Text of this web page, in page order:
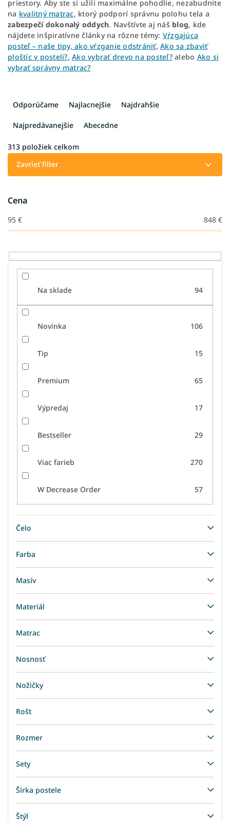
priestory. Aby ste si užili maximálne pohodlie, nezabudnite
na kvalitný matrac, ktorý podporí správnu polohu tela a
zabezpečí dokonalý oddych. Navštívte aj náš blog, kde
nájdete inšpiratívne články na rôzne témy: Vŕzgajúca
posteľ – naše tipy, ako vŕzganie odstrániť, Ako sa zbaviť
ploštíc v posteli?, Ako vybrať drevo na posteľ?alebo Ako si
vybrať správny matrac?
a
i
e
d
u
k
o
v
Odporúčame Najlacnejšie Najdrahšie
Najpredávanejšie Abecedne
313 položiek celkom
Zavrieť filter
Cena
95 € 848 €
Na sklade 94
Novinka 106
Tip 15
Premium 65
Výpredaj 17
Bestseller 29
Viac farieb 270
W Decrease Order 57
Čelo
Farba
Masív
Materiál
Matrac
Nosnosť
Nožičky
Rošt
Rozmer
Sety
Šírka postele
Štýl